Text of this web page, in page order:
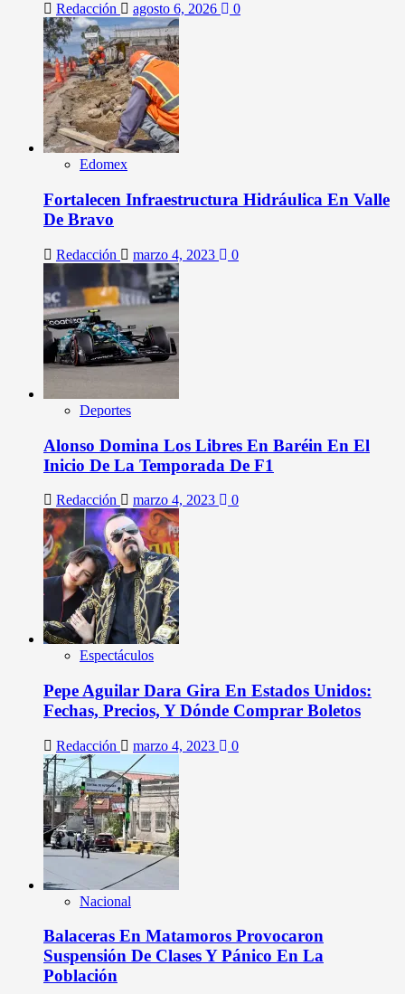
Redacción agosto 6, 2026 0
Edomex
Fortalecen Infraestructura Hidráulica En Valle
De Bravo
Redacción marzo 4, 2023 0
Deportes
Alonso Domina Los Libres En Baréin En El
Inicio De La Temporada De F1
Redacción marzo 4, 2023 0
Espectáculos
Pepe Aguilar Dara Gira En Estados Unidos:
Fechas, Precios, Y Dónde Comprar Boletos
Redacción marzo 4, 2023 0
Nacional
Balaceras En Matamoros Provocaron
Suspensión De Clases Y Pánico En La
Población